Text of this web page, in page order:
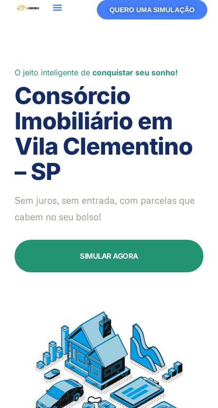
QUERO UMA SIMULAÇÃO
O jeito inteligente de conquistar seu sonho!
Consórcio
Imobiliário em
Vila Clementino
– SP
Sem juros, sem entrada, com parcelas que
cabem no seu bolso!
SIMULAR AGORA